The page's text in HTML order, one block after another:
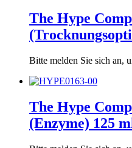
The Hype
Bitte melden Sie sich an,
The Hype
(Enzyme) 125 ml